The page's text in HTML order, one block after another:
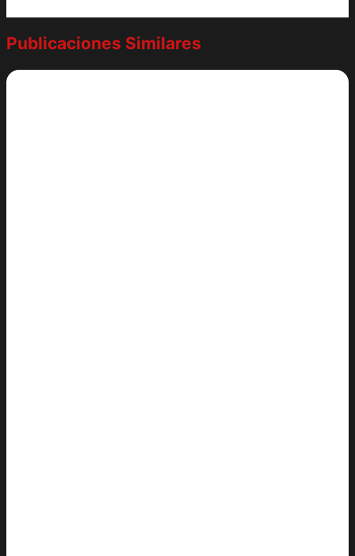
Publicaciones Similares